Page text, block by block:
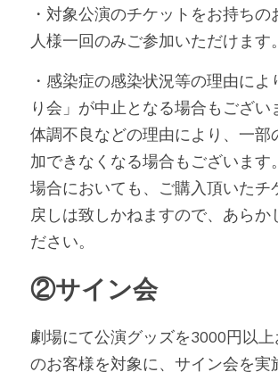
・対象公演のチケットをお持ちの
人様一回のみご参加いただけます。
・感染症の感染状況等の理由によ
り会」が中止となる場合もござい
体調不良などの理由により、一部
加できなくなる場合もございます
場合においても、ご購入頂いたチ
戻しは致しかねますので、あらか
ださい。
②サイン会
劇場にて公演グッズを3000円以
のお客様を対象に、サイン会を実